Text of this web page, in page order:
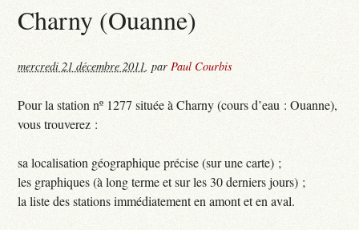
Charny (Ouanne)
mercredi 21 décembre 2011,parPaul Courbis
Pour la station nº 1277 située à Charny (cours d’eau : Ouanne),
vous trouverez :
sa localisation géographique précise (sur une carte) ;
les graphiques (à long terme et sur les 30 derniers jours) ;
la liste des stations immédiatement en amont et en aval.